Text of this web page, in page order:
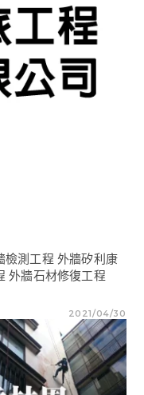
檢測工程 外牆矽利康
外牆石材修復工程
2021/04/30